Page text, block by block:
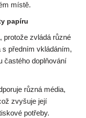
místě.
papíru
protože zvládá různé
předním vkládáním,
častého doplňování
různá média,
zvyšuje její
potřeby.